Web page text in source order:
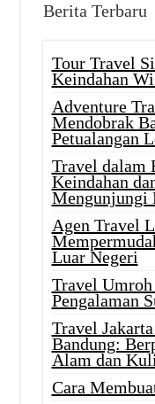
Berita Terbaru
Tour Travel
Keindahan
Adventure
Mendobrak
Petualangan
Travel dalam
Keindahan
Mengunjungi
Agen Travel
Luar Negeri
Travel Umroh
Pengalaman
Travel
Bandung:
Alam dan
Cara